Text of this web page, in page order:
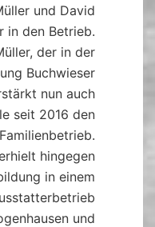
und David
in den Betrieb.
der in der
Buchwieser
nun auch
seit 2016 den
Familienbetrieb.
hingegen
in einem
und